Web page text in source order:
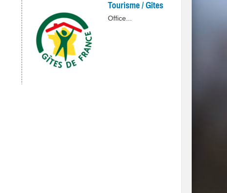
Tourisme / Gîtes
Office...